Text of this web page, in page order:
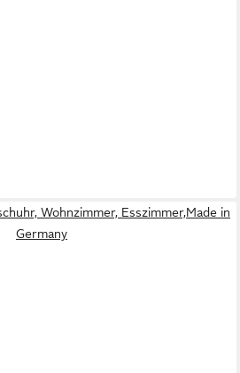
Wohnzimmer, Esszimmer,Made in
Germany